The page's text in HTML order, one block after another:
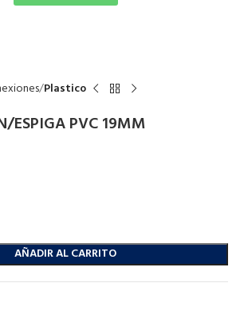
Plastico
ESPIGA PVC 19MM
AÑADIR AL CARRITO